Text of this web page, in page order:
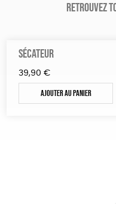
Retrouvez
SÉCATEUR
39,90 €
Ajouter au panier